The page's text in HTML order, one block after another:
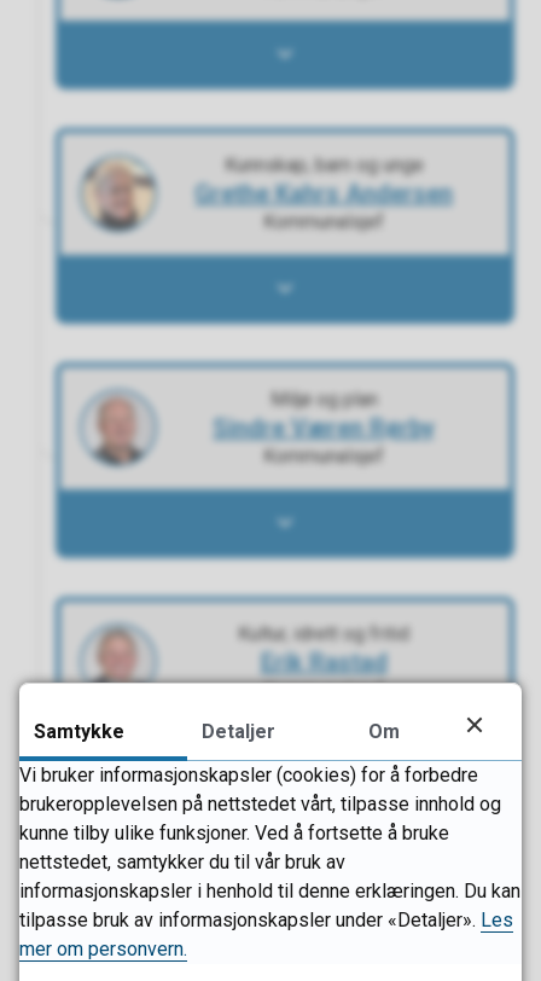
Kristin Liset - Åpne
Kunnskap, barn og unge
Grethe Kahrs Andersen
Kommunalsjef
Grethe Kahrs Andersen - Åpne
Miljø og plan
Sindre Væren Rørby
Kommunalsjef
Sindre Væren Rørby - Åpne
Kultur, idrett og fritid
Erik Rastad
Kommunalsjef
Erik Rastad - Åpne
Øvrig kontaktinformasjon Sandefjord kommune
Samtykke Detaljer
Om
Vi bruker informasjonskapsler (cookies) for å forbedre
brukeropplevelsen på nettstedet vårt, tilpasse innhold og
kunne tilby ulike funksjoner. Ved å fortsette å bruke
nettstedet, samtykker du til vår bruk av
informasjonskapsler i henhold til denne erklæringen. Du kan
tilpasse bruk av informasjonskapsler under «Detaljer». Les
mer om personvern.